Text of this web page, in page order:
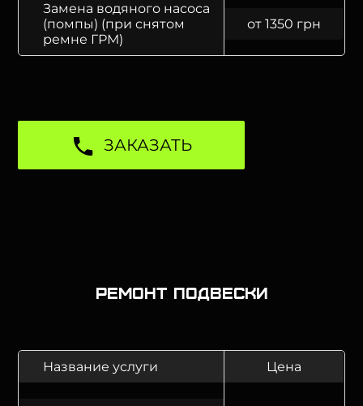
Замена водяного насоса
(помпы) (при снятом
ремне ГРМ)
от 1350 грн
ЗАКАЗАТЬ
Ремонт подвески
Название услуги Цена